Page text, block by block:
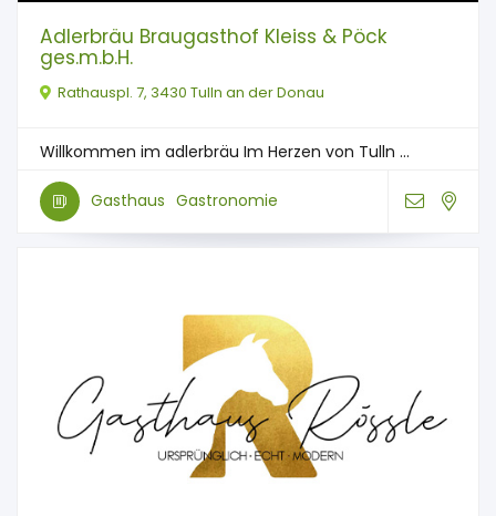
Adlerbräu Braugasthof Kleiss & Pöck
ges.m.b.H.
Rathauspl. 7, 3430 Tulln an der Donau
Willkommen im adlerbräu Im Herzen von Tulln ...
Gasthaus Gastronomie